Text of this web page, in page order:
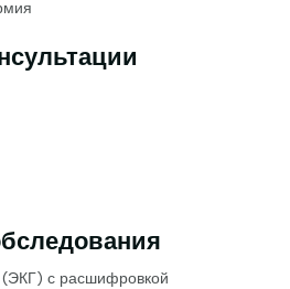
с расшифровкой